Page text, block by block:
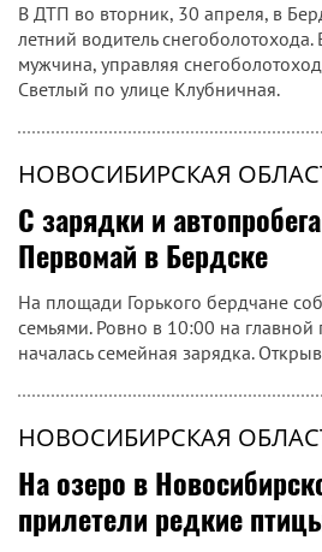
В ДТП во вторник, 30 апреля, в
летний водитель
мужчина, управляя
Светлый по улице Клубничная.
НОВОСИБИРСКАЯ
С зарядки и
Первомай в Бердске
На площади Горького бердчане
семьями. Ровно в 10:00 на
началась семейная зарядка.
НОВОСИБИРСКАЯ
На озеро в
прилетели редкие